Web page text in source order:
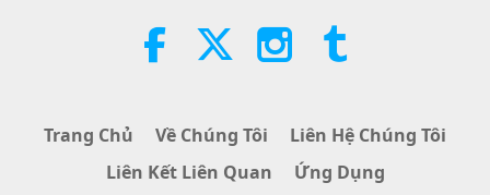
19:35
Chương 71–72, Phần 1/2
Ăn Đến Tuyệt Chủng, Phần 1/6
Trang Chủ Về Chúng Tôi
Liên Hệ Chúng Tôi
Liên Kết Liên Quan
Ứng Dụng